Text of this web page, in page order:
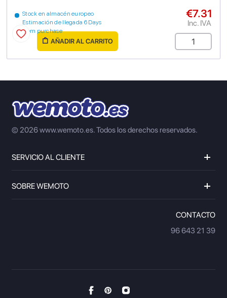
Stock en almacén europeo
Estimación de llegada 6 Days
from purchase
€7.31
Inc. IVA
AÑADIR AL CARRITO
© 2026 www.wemoto.es.Todos los derechos reservados.
SERVICIO AL CLIENTE
SOBRE WEMOTO
CONTACTO
96 643 21 39